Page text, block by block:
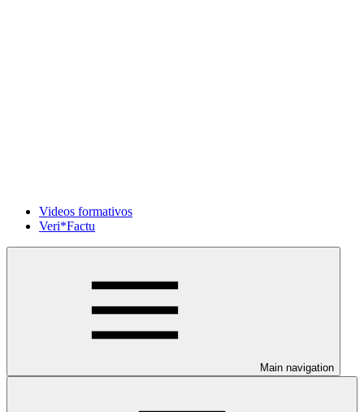
Videos formativos
Veri*Factu
Main navigation